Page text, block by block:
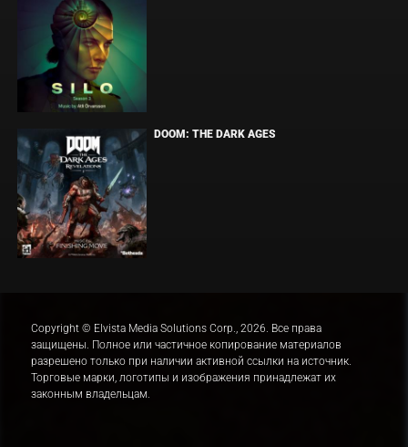
DOOM: THE DARK AGES
Copyright © Elvista Media Solutions Corp., 2026. Все права
защищены. Полное или частичное копирование материалов
разрешено только при наличии активной ссылки на источник.
Торговые марки, логотипы и изображения принадлежат их
законным владельцам.